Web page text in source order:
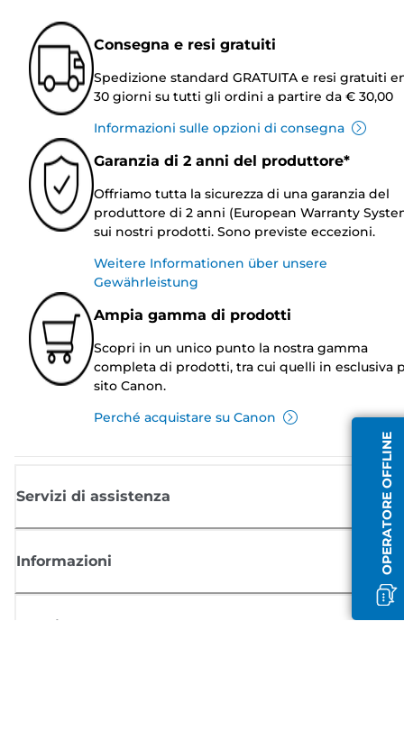
OPERATORE OFFLINE
Consegna e resi gratuiti
Spedizione standard GRATUITA e resi gratuiti
30 giorni su tutti gli ordini a partire da € 30,00
Informazioni sulle opzioni di consegna
Garanzia di 2 anni del produttore*
Offriamo tutta la sicurezza di una garanzia del
produttore di 2 anni (European Warranty
sui nostri prodotti. Sono previste eccezioni.
Weitere Informationen über unsere
Gewährleistung
Ampia gamma di prodotti
Scopri in un unico punto la nostra gamma
completa di prodotti, tra cui quelli in esclusiva
sito Canon.
Perché acquistare su Canon
Servizi di assistenza
Informazioni
Acquisto